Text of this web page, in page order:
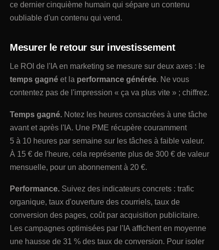
ce dernier cinquième humain qui sépare un contenu
oubliable d'un contenu qui vend.
Mesurer le retour sur investissement
Le ROI de l'IA en marketing se mesure sur deux axes : le
temps gagné et la performance générée. Ne vous
contentez pas de l'impression « ça va plus vite » ; chiffrez.
Temps gagné. Notez les heures consacrées à une tâche
avant et après l'IA. Une PME récupère couramment
5 à 10 heures par semaine sur les tâches à faible valeur.
À 15 € de l'heure, cela représente plus de 300 € de valeur
mensuelle, pour un abonnement à 20 €.
Performance. Suivez des indicateurs concrets : trafic
organique, taux d'ouverture des courriels, taux de
conversion des pages, coût par acquisition publicitaire.
Les campagnes optimisées par l'IA affichent en moyenne
une hausse de 31 % des taux de conversion. Pour isoler